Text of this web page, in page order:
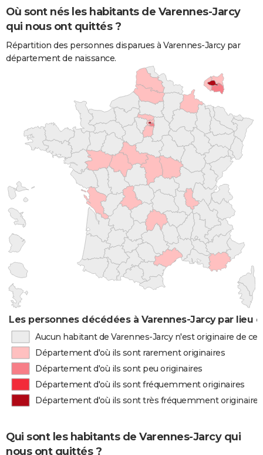
Où sont nés les habitants de Varennes-Jarcy
qui nous ont quittés ?
Répartition des personnes disparues à Varennes-Jarcy par
département de naissance.
Les personnes décédées à Varennes-Jarcy par lieu
Aucun habitant de Varennes-Jarcy n'est originaire de
Département d'où ils sont rarement originaires
Département d'où ils sont peu originaires
Département d'où ils sont fréquemment originaires
Département d'où ils sont très fréquemment originaires
Qui sont les habitants de Varennes-Jarcy qui
nous ont quittés ?